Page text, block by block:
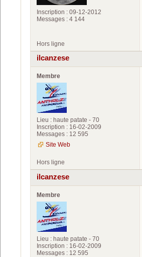
Inscription : 09-12-2012
Messages : 4 144
Hors ligne
ilcanzese
Membre
Lieu : haute patate - 70
Inscription : 16-02-2009
Messages : 12 595
Site Web
Hors ligne
ilcanzese
Membre
Lieu : haute patate - 70
Inscription : 16-02-2009
Messages : 12 595